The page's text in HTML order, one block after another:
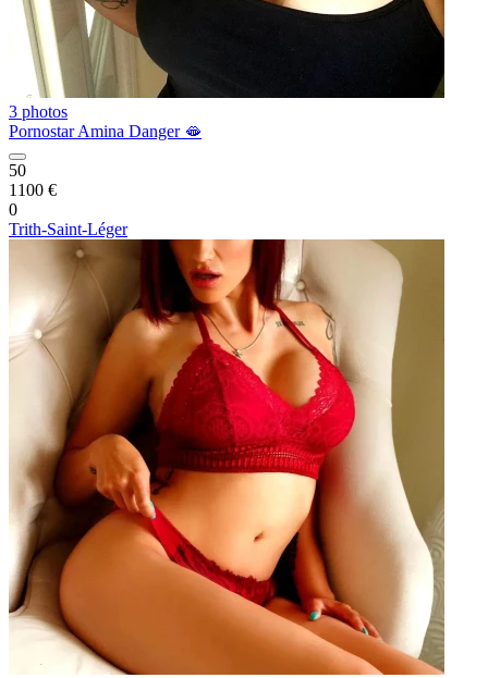
3 photos
Pornostar Amina Danger 🫦
50
1100 €
0
Trith-Saint-Léger